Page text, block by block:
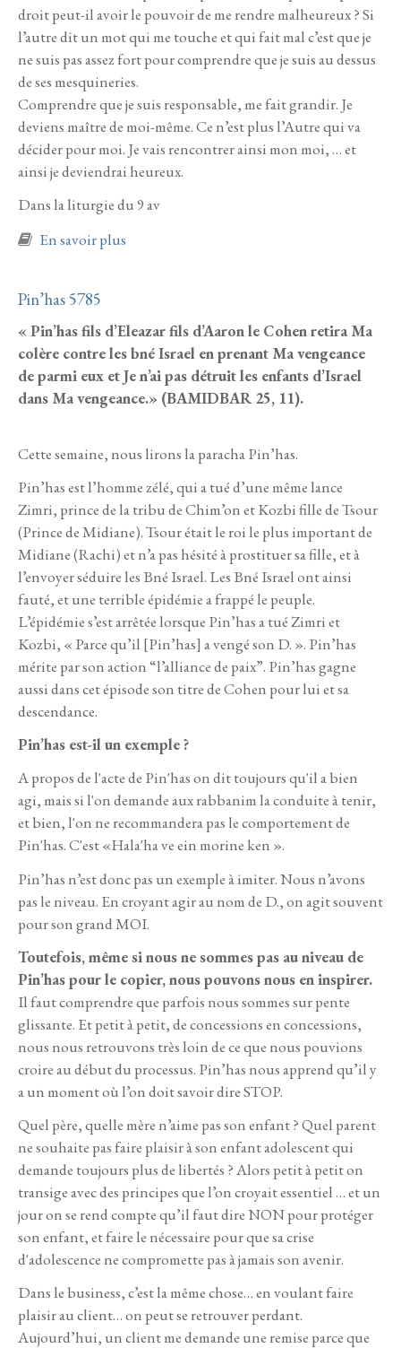
droit peut-il avoir le pouvoir de me rendre malheureux ? Si
l’autre dit un mot qui me touche et qui fait mal c’est que je
ne suis pas assez fort pour comprendre que je suis au dessus
de ses mesquineries.
Comprendre que je suis responsable, me fait grandir. Je
deviens maître de moi-même. Ce n’est plus l’Autre qui va
décider pour moi. Je vais rencontrer ainsi mon moi, … et
ainsi je deviendrai heureux.
Dans la liturgie du 9 av
En savoir plus
Pin’has 5785
« Pin’has fils d’Eleazar fils d’Aaron le Cohen retira Ma
colère contre les bné Israel en prenant Ma vengeance
de parmi eux et Je n’ai pas détruit les enfants d’Israel
dans Ma vengeance.» (BAMIDBAR 25, 11).
Cette semaine, nous lirons la paracha Pin’has.
Pin’has est l’homme zélé, qui a tué d’une même lance
Zimri, prince de la tribu de Chim’on et Kozbi fille de Tsour
(Prince de Midiane). Tsour était le roi le plus important de
Midiane (Rachi) et n’a pas hésité à prostituer sa fille, et à
l’envoyer séduire les Bné Israel. Les Bné Israel ont ainsi
fauté, et une terrible épidémie a frappé le peuple.
L’épidémie s’est arrêtée lorsque Pin’has a tué Zimri et
Kozbi, « Parce qu’il [Pin’has] a vengé son D. ». Pin’has
mérite par son action “l’alliance de paix”. Pin’has gagne
aussi dans cet épisode son titre de Cohen pour lui et sa
descendance.
Pin’has est-il un exemple ?
A propos de l'acte de Pin'has on dit toujours qu'il a bien
agi, mais si l'on demande aux rabbanim la conduite à tenir,
et bien, l'on ne recommandera pas le comportement de
Pin'has. C'est «Hala'ha ve ein morine ken ».
Pin’has n’est donc pas un exemple à imiter. Nous n’avons
pas le niveau. En croyant agir au nom de D., on agit souvent
pour son grand MOI.
Toutefois, même si nous ne sommes pas au niveau de
Pin’has pour le copier, nous pouvons nous en inspirer.
Il faut comprendre que parfois nous sommes sur pente
glissante. Et petit à petit, de concessions en concessions,
nous nous retrouvons très loin de ce que nous pouvions
croire au début du processus. Pin’has nous apprend qu’il y
a un moment où l’on doit savoir dire STOP.
Quel père, quelle mère n’aime pas son enfant ? Quel parent
ne souhaite pas faire plaisir à son enfant adolescent qui
demande toujours plus de libertés ? Alors petit à petit on
transige avec des principes que l’on croyait essentiel … et un
jour on se rend compte qu’il faut dire NON pour protéger
son enfant, et faire le nécessaire pour que sa crise
d'adolescence ne compromette pas à jamais son avenir.
Dans le business, c’est la même chose… en voulant faire
plaisir au client… on peut se retrouver perdant.
Aujourd’hui, un client me demande une remise parce que